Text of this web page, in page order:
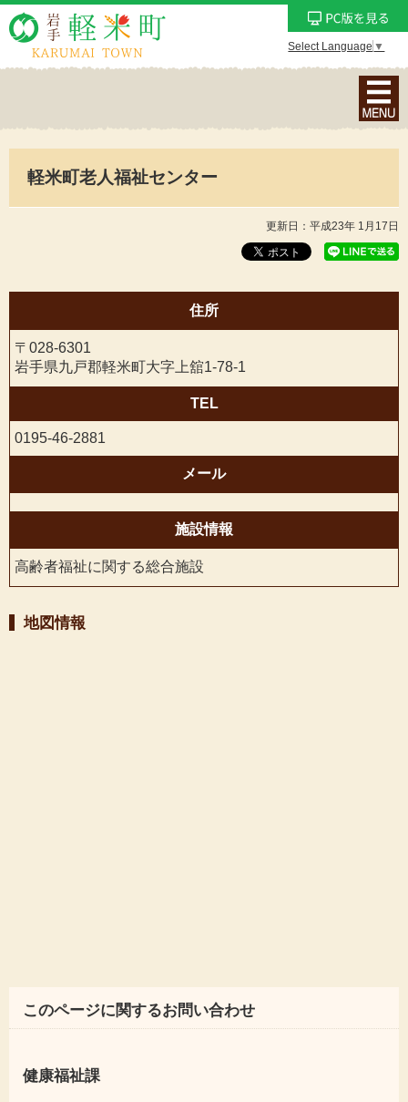
Select Language ▼
ナ
ビ
ン
メ
ュ
軽米町老人福祉センター
更新日：平成23年 1月17日
住所
〒028-6301
岩手県九戸郡軽米町大字上舘1-78-1
TEL
0195-46-2881
メール
施設情報
高齢者福祉に関する総合施設
地図情報
このページに関するお問い合わせ
健康福祉課